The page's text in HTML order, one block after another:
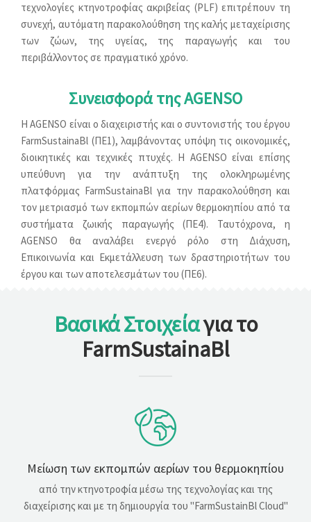
τεχνολογίες κτηνοτροφίας ακριβείας (PLF) επιτρέπουν τη
συνεχή, αυτόματη παρακολούθηση της καλής μεταχείρισης
των ζώων, της υγείας, της παραγωγής και του
περιβάλλοντος σε πραγματικό χρόνο.
Συνεισφορά της AGENSO
Η AGENSO είναι ο διαχειριστής και ο συντονιστής του έργου
FarmSustainaBl (ΠΕ1), λαμβάνοντας υπόψη τις οικονομικές,
διοικητικές και τεχνικές πτυχές. Η AGENSO είναι επίσης
υπεύθυνη για την ανάπτυξη της ολοκληρωμένης
πλατφόρμας FarmSustainaBl για την παρακολούθηση και
τον μετριασμό των εκπομπών αερίων θερμοκηπίου από τα
συστήματα ζωικής παραγωγής (ΠΕ4). Ταυτόχρονα, η
AGENSO θα αναλάβει ενεργό ρόλο στη Διάχυση,
Επικοινωνία και Εκμετάλλευση των δραστηριοτήτων του
έργου και των αποτελεσμάτων του (ΠΕ6).
Βασικά Στοιχείαγια το
FarmSustainaBl
Μείωση των εκπομπών αερίων του θερμοκηπίου
από την κτηνοτροφία μέσω της τεχνολογίας και της
διαχείρισης και με τη δημιουργία του "FarmSustainBl Cloud"